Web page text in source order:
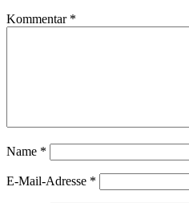
Kommentar *
Name *
E-Mail-Adresse *